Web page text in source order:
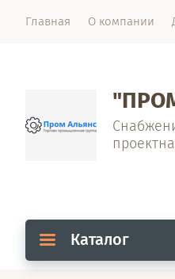
Главная О компании
Каталог